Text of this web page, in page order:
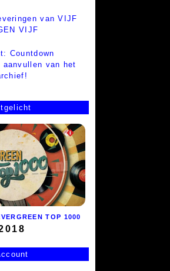
van VIJF
VIJF
Countdown
aanvullen van het
TOP 1000